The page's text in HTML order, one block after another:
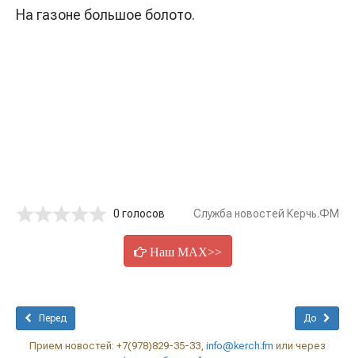
На газоне большое болото.
0 голосов Служба новостей Керчь.ФМ
Наш MAX>>
Перед До
Прием новостей: +7(978)829-35-33, info@kerch.fm или через